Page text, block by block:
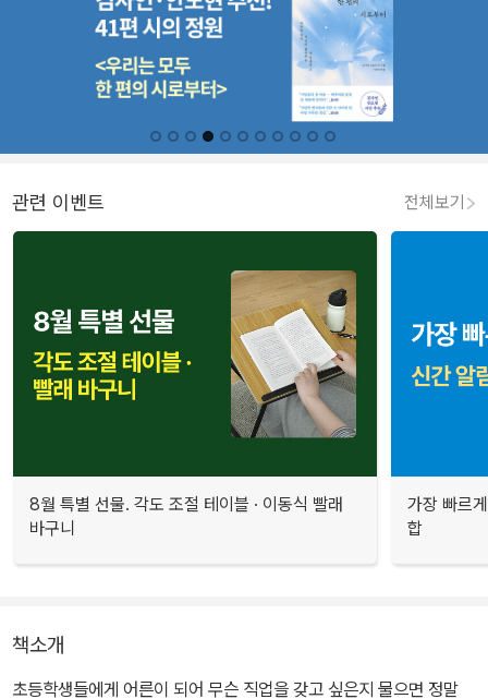
관련 이벤트 전체보기
8월 특별 선물. 각도 조절 테이블 · 이동식 빨래
바구니
가장 빠르
합
책소개
초등학생들에게 어른이 되어 무슨 직업을 갖고 싶은지 물으면 정말